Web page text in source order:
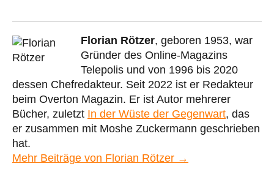
Florian Rötzer, geboren 1953, war
Gründer des Online-Magazins
Telepolis und von 1996 bis 2020
dessen Chefredakteur. Seit 2022 ist er Redakteur
beim Overton Magazin. Er ist Autor mehrerer
Bücher, zuletzt In der Wüste der Gegenwart, das
er zusammen mit Moshe Zuckermann geschrieben
hat.
Mehr Beiträge von Florian Rötzer →